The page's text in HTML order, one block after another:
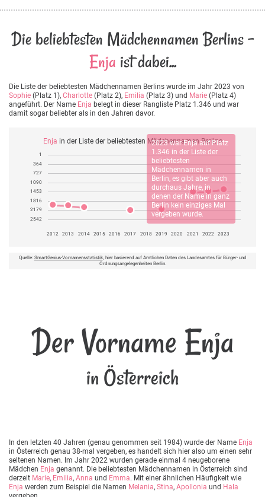
Die beliebtesten Mädchennamen Berlins -
Enja ist dabei...
Die Liste der beliebtesten Mädchennamen Berlins wurde im Jahr 2023 von
Sophie (Platz 1), Charlotte (Platz 2), Emilia (Platz 3) und Marie (Platz 4)
angeführt. Der Name Enja belegt in dieser Rangliste Platz 1.346 und war
damit sogar beliebter als in den Jahren davor.
Enja in der Liste der beliebtesten Mädchennamen Berlins
2023 warEnjaauf Platz
1.346 in der Liste der
beliebtesten
Mädchennamen in
Berlin, es gibt aber auch
durchaus Jahre, in
denen der Name in ganz
Berlin kein einziges Mal
vergeben wurde.
1
364
727
1090
1453
1816
2179
2542
2012 2013 2014 2015 2016 2017 2018 2019 2020 2021 2022 2023
Quelle: SmartGenius-Vornamensstatistik, hier basierend auf Amtlichen Daten des Landesamtes für Bürger- und
Ordnungsangelegenheiten Berlin.
Der Vorname Enja
in Österreich
In den letzten 40 Jahren (genau genommen seit 1984) wurde der Name Enja
in Österreich genau 38-mal vergeben, es handelt sich hier also um einen sehr
seltenen Namen. Im Jahr 2022 wurden gerade einmal 4 neugeborene
Mädchen Enja genannt. Die beliebtesten Mädchennamen in Österreich sind
derzeit Marie, Emilia, Anna und Emma. Mit einer ähnlichen Häufigkeit wie
Enja werden zum Beispiel die Namen Melania, Stina, Apollonia und Hala